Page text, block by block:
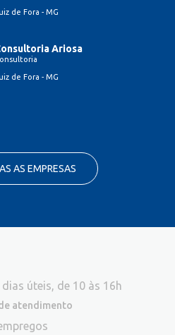
de Fora - MG
Ariosa
de Fora - MG
AS EMPRESAS
úteis, de 10 às 16h
atendimento